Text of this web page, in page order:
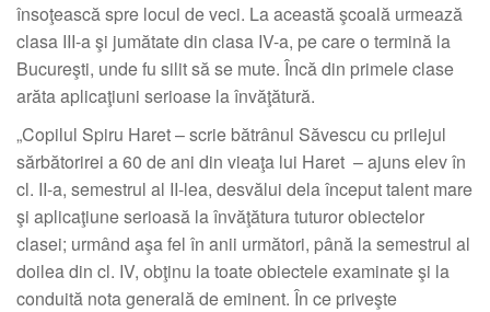
însoţească spre locul de veci. La această şcoală urmează
clasa III-a şi jumătate din clasa IV-a, pe care o termină la
Bucureşti, unde fu silit să se mute. Încă din primele clase
arăta aplicaţiuni serioase la învăţătură.
„Copilul Spiru Haret – scrie bătrânul Săvescu cu prilejul
sărbătorirei a 60 de ani din vieaţa lui Haret – ajuns elev în
cl. II-a, semestrul al II-lea, desvălui dela început talent mare
şi aplicaţiune serioasă la învăţătura tuturor obiectelor
clasei; urmând aşa fel în anii următori, până la semestrul al
doilea din cl. IV, obţinu la toate obiectele examinate şi la
conduită nota generală de eminent. În ce priveşte